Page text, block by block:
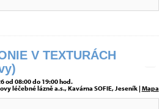
V TEXTURÁCH
od 08:00 do 19:00 hod.
léčebné lázně a.s., Kavárna SOFIE, Jeseník |Mapa